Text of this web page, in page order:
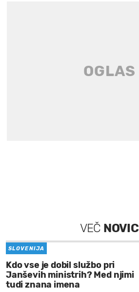
VEČ NOVIC
SLOVENIJA
Kdo vse je dobil službo pri
Janševih ministrih? Med njimi
tudi znana imena